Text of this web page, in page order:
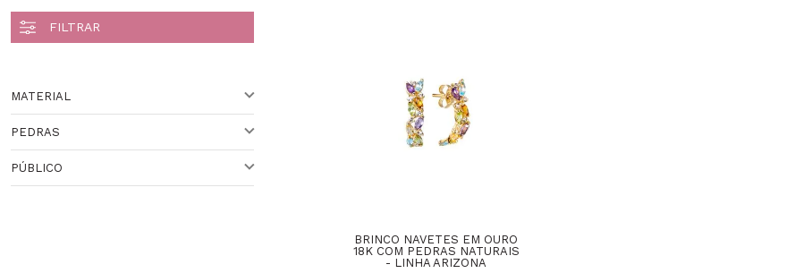
MATERIAL
PEDRAS
PÚBLICO
BRINCO NAVETES EM OURO
18K COM PEDRAS NATURAIS
- LINHA ARIZONA